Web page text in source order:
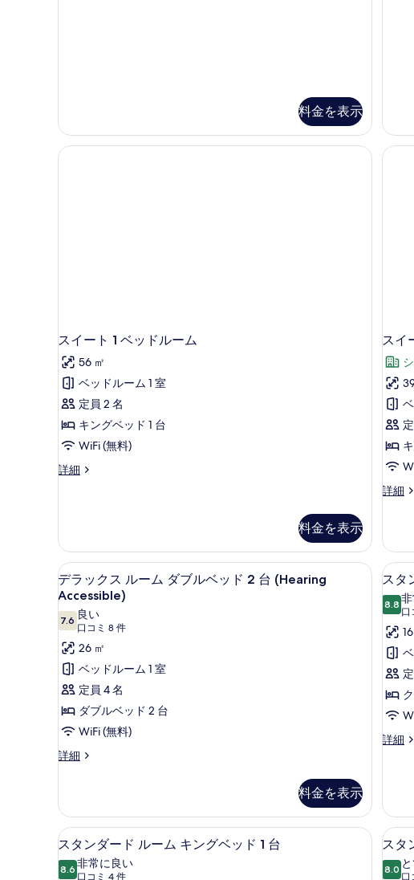
真
を
料金を表示
す
べ
る
ド
台
スイート 1 ベッドルーム
56 ㎡
ベッドルーム 1 室
定員 2 名
キングベッド 1 台
WiFi (無料)
詳細
ス
ベ
ッ
ド
ル
ー
ム
の
詳
細
料金を表示
スイ
詳細
ス
1
ベ
ッ
ル
ム
の
詳
細
デ
ラ
ッ
ク
ス
ル
ー
ム
ダ
ブ
ッ
ド
2
デラックス ルーム ダブルベッド 2 台
4
デラックス ルーム ダブルベッド 2 台 (Hearing
Accessible)
7.610 点中 7.6
良い
口コミ 8 件
(口
コ
ミ
8
件)
26 ㎡
ベッドルーム 1 室
定員 4 名
ダブルベッド 2 台
WiFi (無料)
詳細
デ
ス
ル
ー
ダ
料金を表示
ス
タ
ン
ダ
ー
ド
ル
ー
ム
ン
ベ
ッ
4
スタ
8.8
10口
(
コ
ミ
3
詳細
ス
ド
ル
ー
ム
ク
ス
タ
セーフティボックス (室内)、デスク、ノ
4
スタンダード ルーム キングベッド 1 台
8.610 点中 8.6
非常に良い
口コミ 4 件
ス
タ
5
スタ
8.0
10口